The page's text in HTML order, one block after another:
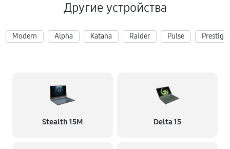
Другие устройства
Modern Alpha Katana Raider Pulse Prestige
Stealth 15M Delta 15